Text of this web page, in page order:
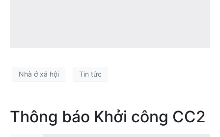
Nhà ở xã hội Tin tức
Thông báo Khởi công CC2